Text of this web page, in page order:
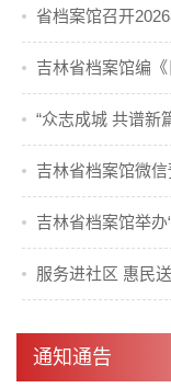
吉林省档案馆微信
通知通告